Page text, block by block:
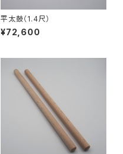
平太鼓（1.4尺）
¥72,600